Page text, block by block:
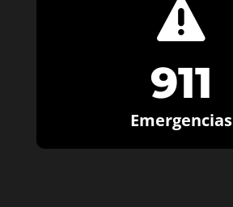

911
Emergencias